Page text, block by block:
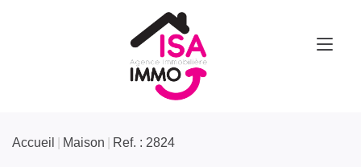
Accueil Maison Ref. : 2824